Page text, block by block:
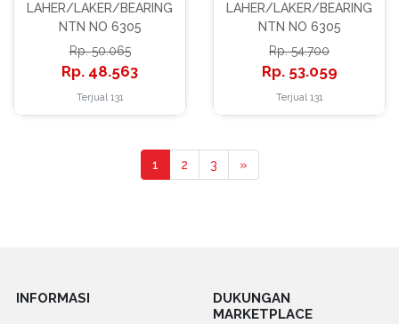
LAHER/LAKER/BEARING
NTN NO 6305
50.065
48.563
Terjual 131
LAHER/LAKER/BEARING
NTN NO 6305
54.700
53.059
Terjual 131
1 2 3 »
INFORMASI
DUKUNGAN
MARKETPLACE